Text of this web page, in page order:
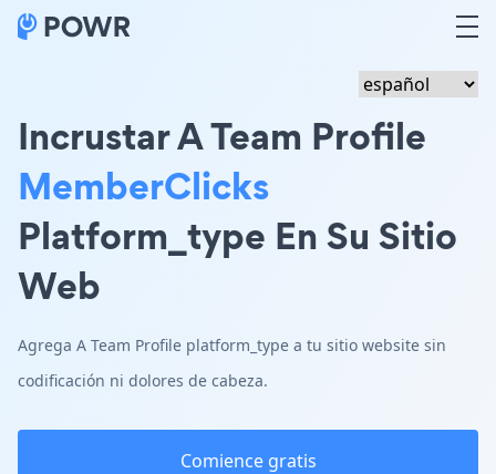
Incrustar A Team Profile
MemberClicks
Platform_type En Su Sitio
Web
Agrega A Team Profile platform_type a tu sitio website sin
codificación ni dolores de cabeza.
Comience gratis